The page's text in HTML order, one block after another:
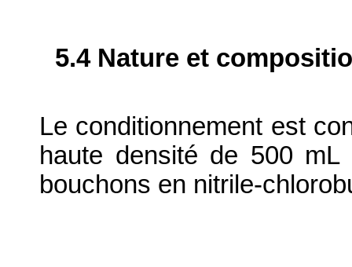
5.4 Nature et
Le conditionnement est
haute densité de 500
bouchons en nitrile-